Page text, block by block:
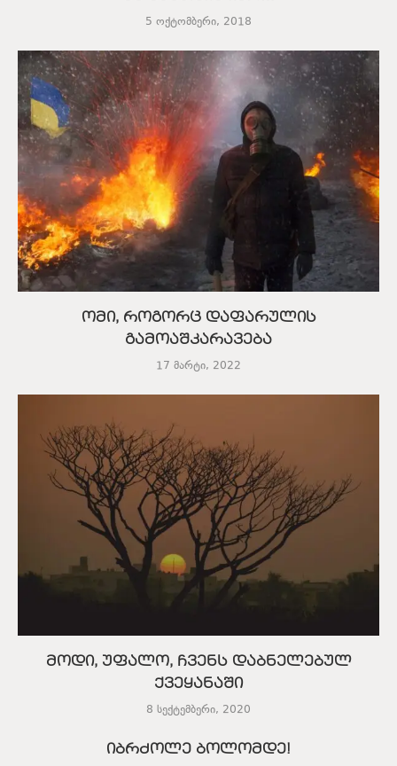
5 ოქტომბერი, 2018
ომი, როგორც დაფარულის
გამოაშკარავება
17 მარტი, 2022
მოდი, უფალო, ჩვენს დაბნელებულ
ქვეყანაში
8 სექტემბერი, 2020
იბრძოლე ბოლომდე!